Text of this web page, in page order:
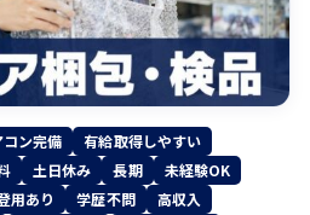
ン完備
有給取得しやすい
土日休み 長期
未経験OK
用あり 学歴不問
高収入